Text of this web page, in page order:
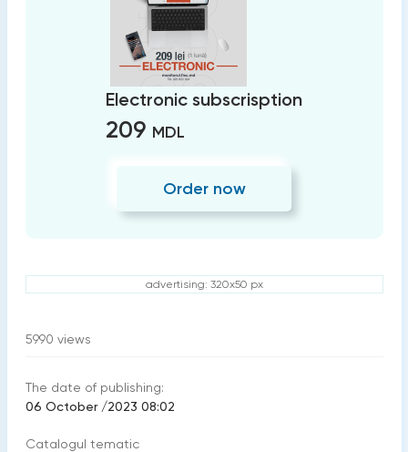
Electronic subscrisption
209 MDL
Order now
advertising: 320x50 px
5990 views
The date of publishing:
06 October /2023 08:02
Catalogul tematic